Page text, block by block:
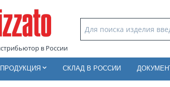
в России
ПРОДУКЦИЯ СКЛАД В РОССИИ